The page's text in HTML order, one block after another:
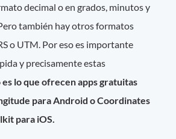
decimal o en grados, minutos y
también hay otros formatos
o UTM. Por eso es importante
y precisamente estas
es lo que ofrecen apps gratuitas
para Android o Coordinates
para iOS.